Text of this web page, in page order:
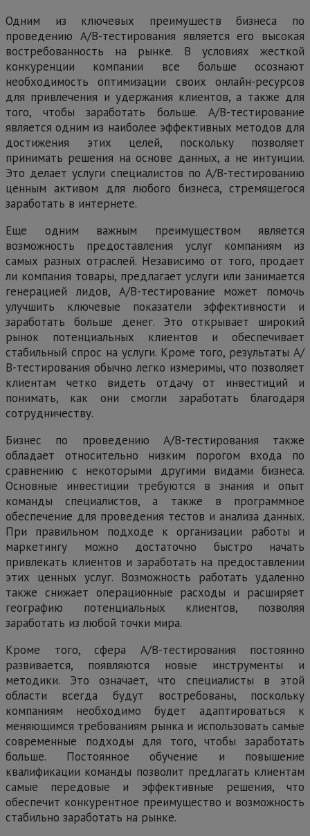
Одним из ключевых преимуществ бизнеса по
проведению А/В-тестирования является его высокая
востребованность на рынке. В условиях жесткой
конкуренции компании все больше осознают
необходимость оптимизации своих онлайн-ресурсов
для привлечения и удержания клиентов, а также для
того, чтобы заработать больше. А/В-тестирование
является одним из наиболее эффективных методов для
достижения этих целей, поскольку позволяет
принимать решения на основе данных, а не интуиции.
Это делает услуги специалистов по А/В-тестированию
ценным активом для любого бизнеса, стремящегося
заработать в интернете.
Еще одним важным преимуществом является
возможность предоставления услуг компаниям из
самых разных отраслей. Независимо от того, продает
ли компания товары, предлагает услуги или занимается
генерацией лидов, А/В-тестирование может помочь
улучшить ключевые показатели эффективности и
заработать больше денег. Это открывает широкий
рынок потенциальных клиентов и обеспечивает
стабильный спрос на услуги. Кроме того, результаты А/
В-тестирования обычно легко измеримы, что позволяет
клиентам четко видеть отдачу от инвестиций и
понимать, как они смогли заработать благодаря
сотрудничеству.
Бизнес по проведению А/В-тестирования также
обладает относительно низким порогом входа по
сравнению с некоторыми другими видами бизнеса.
Основные инвестиции требуются в знания и опыт
команды специалистов, а также в программное
обеспечение для проведения тестов и анализа данных.
При правильном подходе к организации работы и
маркетингу можно достаточно быстро начать
привлекать клиентов и заработать на предоставлении
этих ценных услуг. Возможность работать удаленно
также снижает операционные расходы и расширяет
географию потенциальных клиентов, позволяя
заработать из любой точки мира.
Кроме того, сфера А/В-тестирования постоянно
развивается, появляются новые инструменты и
методики. Это означает, что специалисты в этой
области всегда будут востребованы, поскольку
компаниям необходимо будет адаптироваться к
меняющимся требованиям рынка и использовать самые
современные подходы для того, чтобы заработать
больше. Постоянное обучение и повышение
квалификации команды позволит предлагать клиентам
самые передовые и эффективные решения, что
обеспечит конкурентное преимущество и возможность
стабильно заработать на рынке.